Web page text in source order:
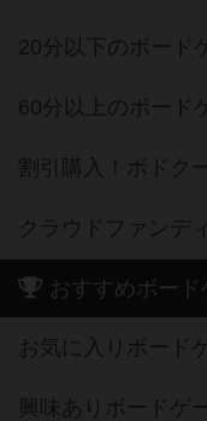
20分以下のボード
60分以上のボード
割引購入！ボドク
クラウドファンデ
おすすめボード
お気に入りボード
興味ありボードゲ